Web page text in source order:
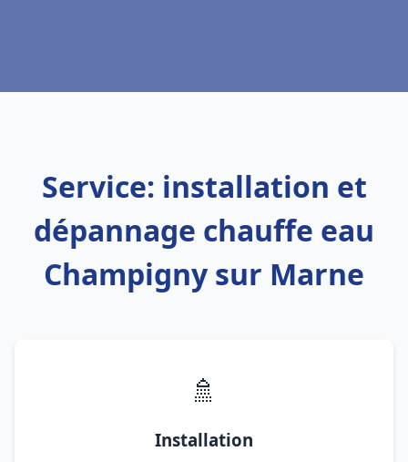
Service: installation et
dépannage chauffe eau
Champigny sur Marne
🚿
Installation